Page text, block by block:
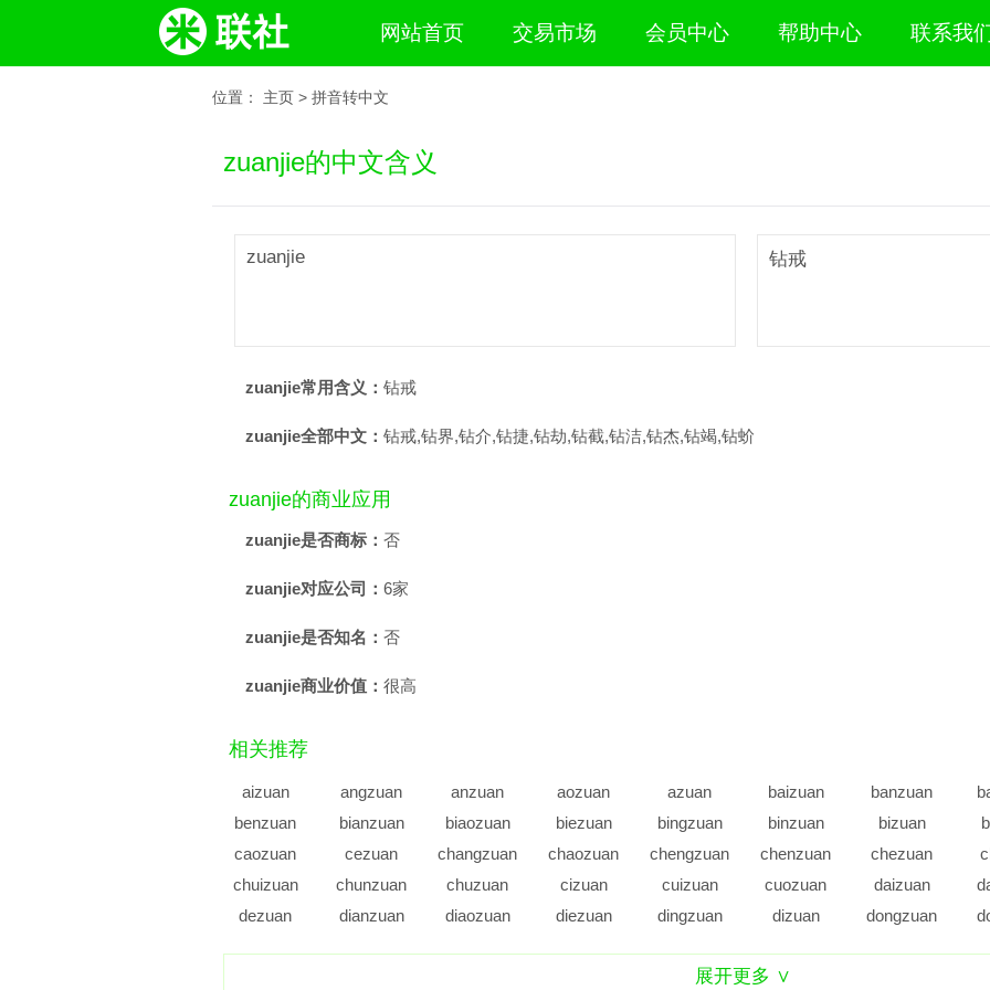
网站首页 交易市场 会员中心 帮助中心 联系我
位置： 主页 > 拼音转中文
zuanjie的中文含义
zuanjie 钻戒
zuanjie常用含义： 钻戒
zuanjie全部中文： 钻戒,钻界,钻介,钻捷,钻劫,钻截,钻洁,钻杰,钻竭,钻蚧
zuanjie的商业应用
zuanjie是否商标： 否
zuanjie对应公司： 6家
zuanjie是否知名： 否
zuanjie商业价值： 很高
相关推荐
aizuan angzuan anzuan aozuan azuan baizuan banzuan
benzuan
bianzuan biaozuan biezuan bingzuan binzuan bizuan
caozuan
cezuan changzuan chaozuan chengzuan chenzuan chezuan
chuizuan
chunzuan chuzuan cizuan cuizuan cuozuan daizuan
dezuan
dianzuan diaozuan diezuan dingzuan dizuan dongzuan
gezuan gongzuan
展开更多 ∨